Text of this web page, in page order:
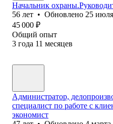
Начальник
56 лет • Обновлено 25
45 000 ₽
Общий опыт
3 года 11 месяцев
Администратор,
специалист по работе с
экономист